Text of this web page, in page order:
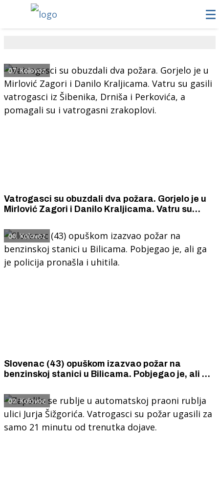
07. Kolovoz
Vatrogasci su obuzdali dva požara. Gorjelo je u
Mirlović Zagori i Danilo Kraljicama. Vatru su
a pomagali su i vatrogasni zrakoplovi.
06. Kolovoz
Slovenac (43) opuškom izazvao požar na
benzinskoj stanici u Bilicama. Pobjegao je, ali ga
02. Kolovoz